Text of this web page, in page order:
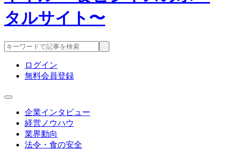
ログイン
無料会員登録
企業インタビュー
経営ノウハウ
業界動向
法令・食の安全